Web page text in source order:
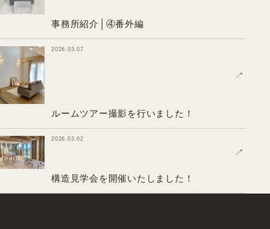
事務所紹介│④番外編
2026.03.07
ルームツアー撮影を行いました！
↗
2026.03.02
構造見学会を開催いたしました！
↗